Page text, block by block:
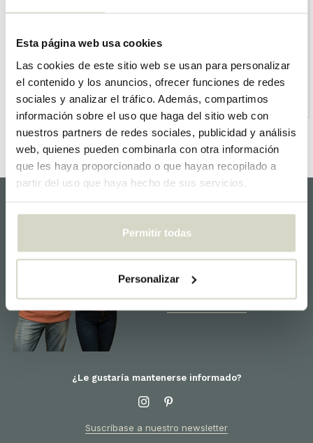
Esta página web usa cookies
Las cookies de este sitio web se usan para personalizar
el contenido y los anuncios, ofrecer funciones de redes
sociales y analizar el tráfico. Además, compartimos
información sobre el uso que haga del sitio web con
nuestros partners de redes sociales, publicidad y análisis
web, quienes pueden combinarla con otra información
que les haya proporcionado o que hayan recopilado a
partir del uso que haya hecho de sus servicios.
Permitir todas
Personalizar
HKliving Living and Company
¡Estamos felices de ayudarlo y
estamos listos para usted!
sobre los productos o su
¿Le gustaría mantenerse informado?
Suscríbase a nuestro newsletter